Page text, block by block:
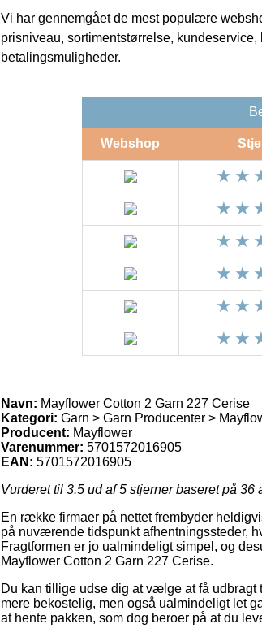
Vi har gennemgået de mest populære
prisniveau, sortimentstørrelse,
betalingsmuligheder.
Webshop
Navn: Mayflower Cotton 2 Garn 227 Cerise
Kategori: Garn > Garn Producenter >
Producent: Mayflower
Varenummer: 5701572016905
EAN: 5701572016905
Vurderet til 3.5 ud af 5 stjerner baseret på 36
En række firmaer på nettet frembyder
på nuværende tidspunkt afhentningssteder,
Fragtformen er jo ualmindeligt simpel, og
Mayflower Cotton 2 Garn 227 Cerise.
Du kan tillige udse dig at vælge at få
mere bekostelig, men også ualmindeligt let
at hente pakken, som dog beroer på at du